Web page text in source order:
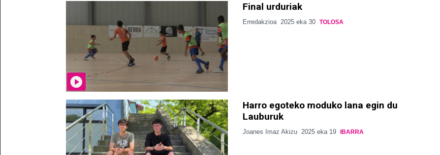
Final urduriak
Erredakzioa 2025 eka 30 TOLOSA
Harro egoteko moduko lana egin du
Lauburuk
Joanes Imaz Akizu 2025 eka 19 IBARRA